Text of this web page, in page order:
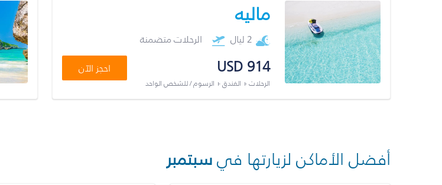
ماليه
2 ليال الرحلات متضمنة
USD 914
الرحلات + الفندق + الرسوم / للشخص الواحد
احجز الآن
أفضل الأماكن لزيارتها فيسبتمبر